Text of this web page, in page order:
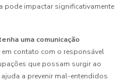
pode impactar significativamente
uma comunicação
em contato com o responsável
que possam surgir ao
a prevenir mal-entendidos